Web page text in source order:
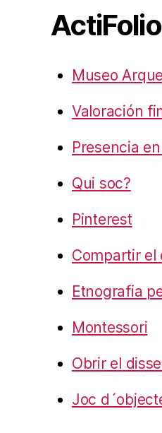
Museo
Valoración
Presencia
Qui soc?
Pinterest
Compartir el
Etnografia
Montessori
Obrir el
Joc